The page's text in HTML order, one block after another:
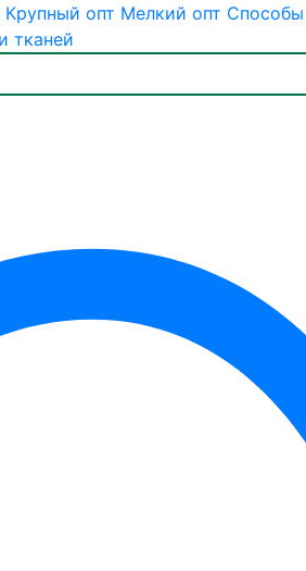
Крупный опт Мелкий опт